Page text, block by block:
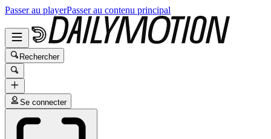
Passer au playerPasser au contenu principal
Rechercher
Se connecter